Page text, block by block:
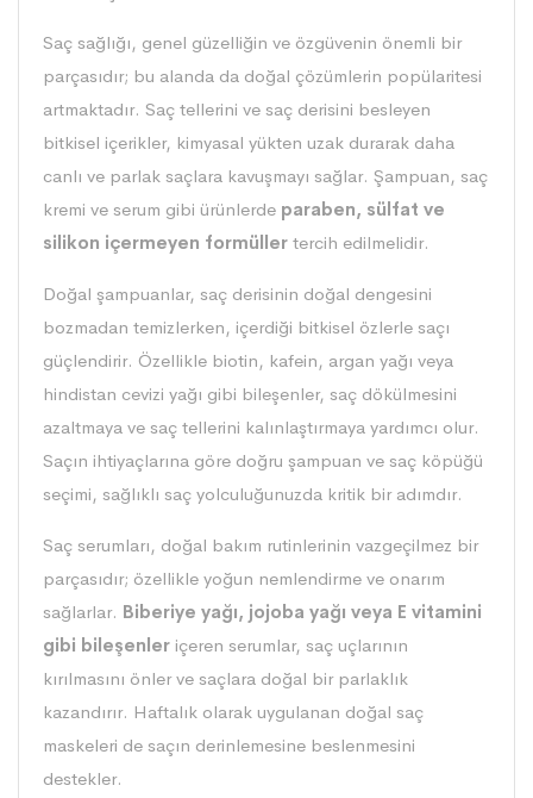
Saç sağlığı, genel güzelliğin ve özgüvenin önemli bir
parçasıdır; bu alanda da doğal çözümlerin popülaritesi
artmaktadır. Saç tellerini ve saç derisini besleyen
bitkisel içerikler, kimyasal yükten uzak durarak daha
canlı ve parlak saçlara kavuşmayı sağlar. Şampuan, saç
kremi ve serum gibi ürünlerde paraben, sülfat ve
silikon içermeyen formüller tercih edilmelidir.
Doğal şampuanlar, saç derisinin doğal dengesini
bozmadan temizlerken, içerdiği bitkisel özlerle saçı
güçlendirir. Özellikle biotin, kafein, argan yağı veya
hindistan cevizi yağı gibi bileşenler, saç dökülmesini
azaltmaya ve saç tellerini kalınlaştırmaya yardımcı olur.
Saçın ihtiyaçlarına göre doğru şampuan ve saç köpüğü
seçimi, sağlıklı saç yolculuğunuzda kritik bir adımdır.
Saç serumları, doğal bakım rutinlerinin vazgeçilmez bir
parçasıdır; özellikle yoğun nemlendirme ve onarım
sağlarlar. Biberiye yağı, jojoba yağı veya E vitamini
gibi bileşenler içeren serumlar, saç uçlarının
kırılmasını önler ve saçlara doğal bir parlaklık
kazandırır. Haftalık olarak uygulanan doğal saç
maskeleri de saçın derinlemesine beslenmesini
destekler.